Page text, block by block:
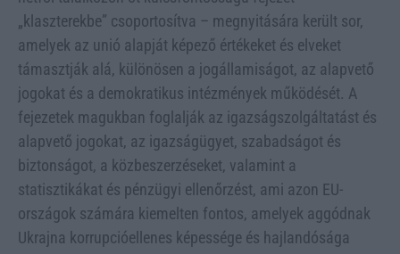
„klaszterekbe” csoportosítva – megnyitására került sor,
amelyek az unió alapját képező értékeket és elveket
támasztják alá, különösen a jogállamiságot, az alapvető
jogokat és a demokratikus intézmények működését. A
fejezetek magukban foglalják az igazságszolgáltatást és
alapvető jogokat, az igazságügyet, szabadságot és
biztonságot, a közbeszerzéseket, valamint a
statisztikákat és pénzügyi ellenőrzést, ami azon EU-
országok számára kiemelten fontos, amelyek aggódnak
Ukrajna korrupcióellenes képessége és hajlandósága